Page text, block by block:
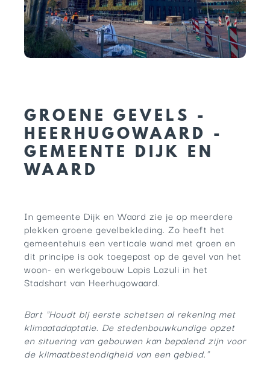
GROENE GEVELS -
HEERHUGOWAARD -
GEMEENTE DIJK EN
WAARD
In gemeente Dijk en Waard zie je op meerdere
plekken groene gevelbekleding. Zo heeft het
gemeentehuis een verticale wand met groen en
dit principe is ook toegepast op de gevel van het
woon- en werkgebouw Lapis Lazuli in het
Stadshart van Heerhugowaard.
Bart "Houdt bij eerste schetsen al rekening met
klimaatadaptatie. De stedenbouwkundige opzet
en situering van gebouwen kan bepalend zijn voor
de klimaatbestendigheid van een gebied."